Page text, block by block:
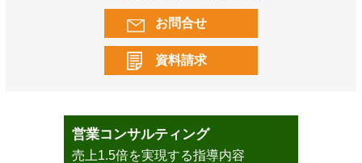
お問合せ
資料請求
営業コンサルティング
売上1.5倍を実現する指導内容